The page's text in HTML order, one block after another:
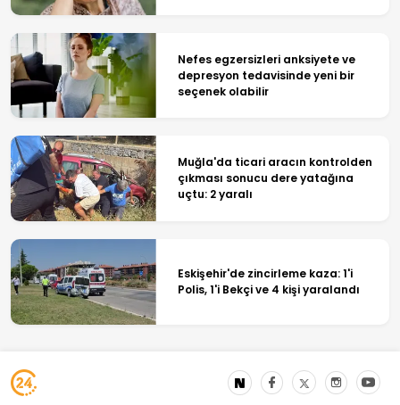
Nefes egzersizleri anksiyete ve
depresyon tedavisinde yeni bir
seçenek olabilir
Muğla'da ticari aracın kontrolden
çıkması sonucu dere yatağına
uçtu: 2 yaralı
Eskişehir'de zincirleme kaza: 1'i
Polis, 1'i Bekçi ve 4 kişi yaralandı